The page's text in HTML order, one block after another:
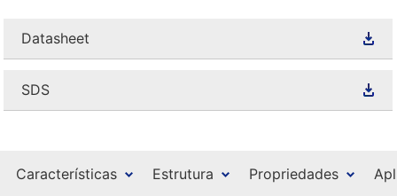
Datasheet
SDS
Características Estrutura Propriedades